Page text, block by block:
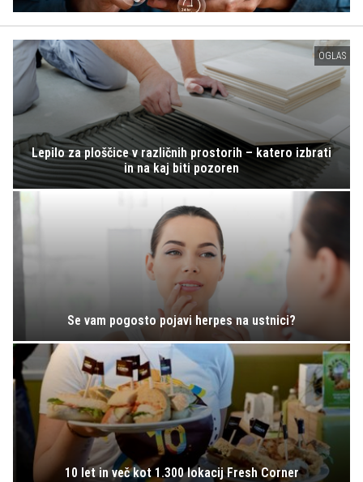
OGLAS
Lepilo za ploščice v različnih prostorih – katero izbrati
in na kaj biti pozoren
Se vam pogosto pojavi herpes na ustnici?
10 let in več kot 1.300 lokacij Fresh Corner